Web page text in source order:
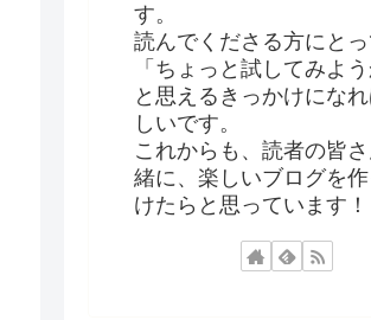
す。
読んでくださる方にとっ
「ちょっと試してみよう
と思えるきっかけにな
しいです。
これからも、読者の皆
緒に、楽しいブログを
けたらと思っています！